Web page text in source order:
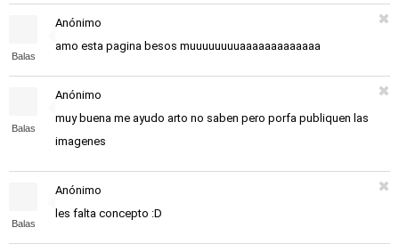
Balas
Anónimo
amo esta pagina besos muuuuuuuuaaaaaaaaaaaaa
Balas
Anónimo
muy buena me ayudo arto no saben pero porfa publiquen las
imagenes
Balas
Anónimo
les falta concepto :D